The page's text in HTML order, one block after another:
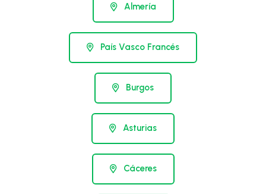
Almería
País Vasco Francés
Burgos
Asturias
Cáceres